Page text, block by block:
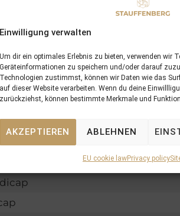
Einwilligung verwalten
Um dir ein optimales Erlebnis zu bieten, verwenden wir
Geräteinformationen zu speichern und/oder darauf
Technologien zustimmst, können wir Daten wie das
auf dieser Website verarbeiten. Wenn du deine
zurückziehst, können bestimmte Merkmale und
AKZEPTIEREN ABLEHNEN
EU cookie lawPrivacy policy